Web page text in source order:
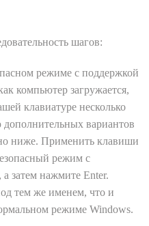
шагов:
режиме с поддержкой
компьютер загружается,
клавиатуре несколько
вариантов
ниже. Применить клавиши
режим с
затем нажмите Enter.
тем же именем, что и
режиме Windows.